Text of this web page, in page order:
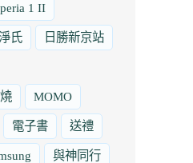
1 II
氏 日勝新京站
MOMO
電子書 送禮
與神同行